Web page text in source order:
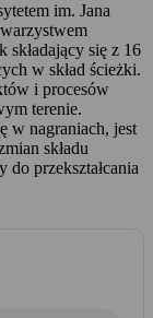
im. Jana
się z 16
w skład ścieżki.
i procesów
terenie.
w nagraniach, jest
składu
przekształcania